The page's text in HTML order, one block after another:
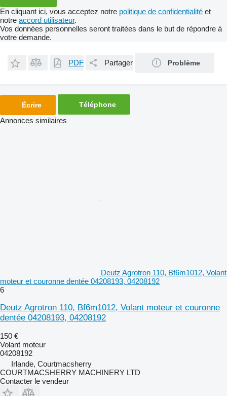
En cliquant ici, vous acceptez notre politique de confidentialité et
notre accord utilisateur.
Vos données personnelles seront traitées dans le but de répondre à
votre demande.
PDF Partager Problème
Écrire Téléphone
Annonces similaires
Deutz Agrotron 110, Bf6m1012, Volant
moteur et couronne dentée 04208193, 04208192
6
Deutz Agrotron 110, Bf6m1012, Volant moteur et couronne
dentée 04208193, 04208192
150 €
Volant moteur
04208192
Irlande, Courtmacsherry
COURTMACSHERRY MACHINERY LTD
Contacter le vendeur